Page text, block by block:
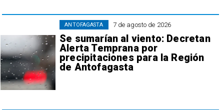
7 de agosto de 2026
Se sumarían al viento: Decretan
Alerta Temprana por
precipitaciones para la Región
de Antofagasta
ANTOFAGASTA